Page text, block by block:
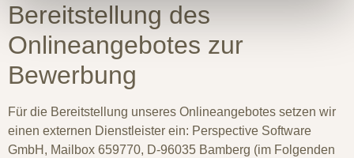
Bereitstellung des
Onlineangebotes zur
Bewerbung
Für die Bereitstellung unseres Onlineangebotes setzen wir
einen externen Dienstleister ein: Perspective Software
GmbH, Mailbox 659770, D-96035 Bamberg (im Folgenden